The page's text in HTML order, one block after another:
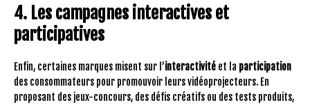
4. Les campagnes interactives et
participatives
Enfin, certaines marques misent sur l’interactivité et la participation
des consommateurs pour promouvoir leurs vidéoprojecteurs. En
proposant des jeux-concours, des défis créatifs ou des tests produits,